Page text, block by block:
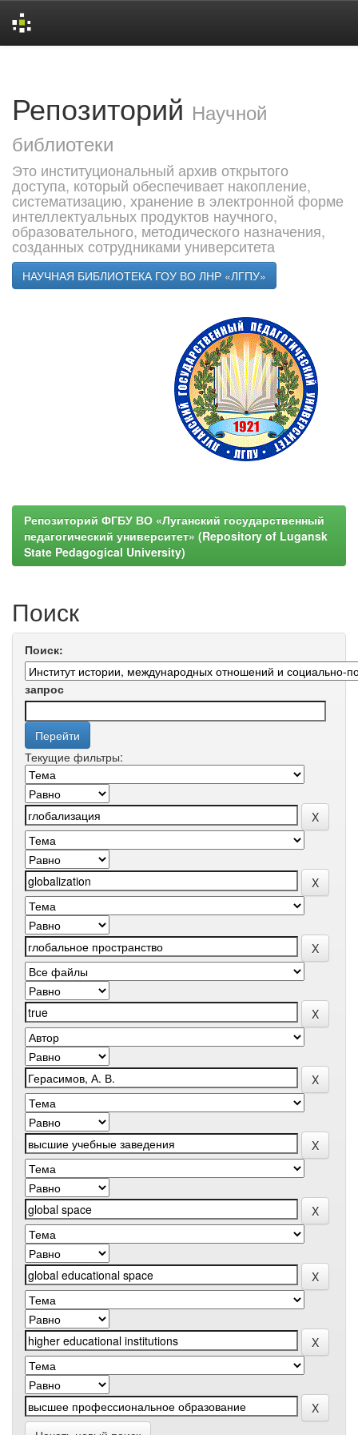
Репозиторий Научной
библиотеки
Это институциональный архив открытого
доступа, который обеспечивает накопление,
систематизацию, хранение в электронной форме
интеллектуальных продуктов научного,
образовательного, методического назначения,
созданных сотрудниками университета
НАУЧНАЯ БИБЛИОТЕКА ГОУ ВО ЛНР «ЛГПУ»
Репозиторий ФГБУ ВО «Луганский государственный
педагогический университет» (Repository of Lugansk
State Pedagogical University)
Поиск
Поиск:
запрос
Текущие фильтры: